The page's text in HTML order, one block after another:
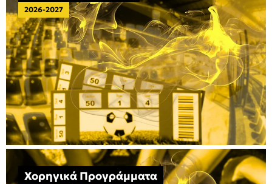
2026-2027
Χορηγικά Προγράμματα